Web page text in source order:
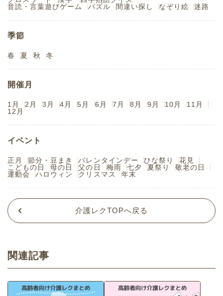
音読・言葉遊びゲーム
パズル 間違い探し なぞり絵 迷路
季節
春 夏 秋 冬
開催月
1月 2月 3月 4月 5月 6月 7月 8月 9月 10月
11月
12月
イベント
正月 節分・豆まき バレンタインデー ひな祭り
花見
こどもの日
母の日 父の日 梅雨 七夕 夏祭り
敬老の日
運動会
ハロウィン クリスマス 年末
介護レクTOPへ戻る
関連記事